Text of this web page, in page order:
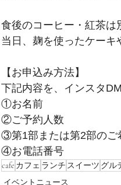
食後のコーヒー・紅茶は
当日、麹を使ったケーキ
【お申込み方法】
下記内容を、インスタ
①お名前
②ご予約人数
③第1部または第2部のご
④お電話番号
cafe カフェ ランチ スイーツ グル
イベントニュース